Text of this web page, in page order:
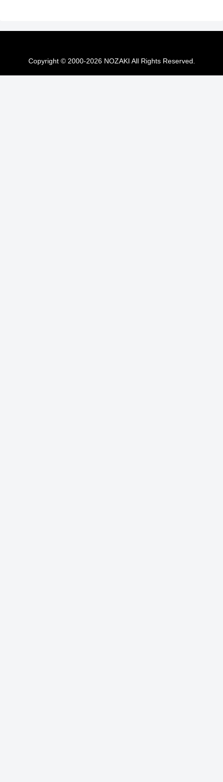
Copyright © 2000-2026 NOZAKI All Rights Reserved.